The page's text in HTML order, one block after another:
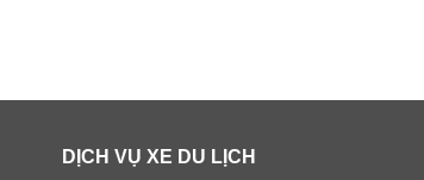
DỊCH VỤ XE DU LỊCH